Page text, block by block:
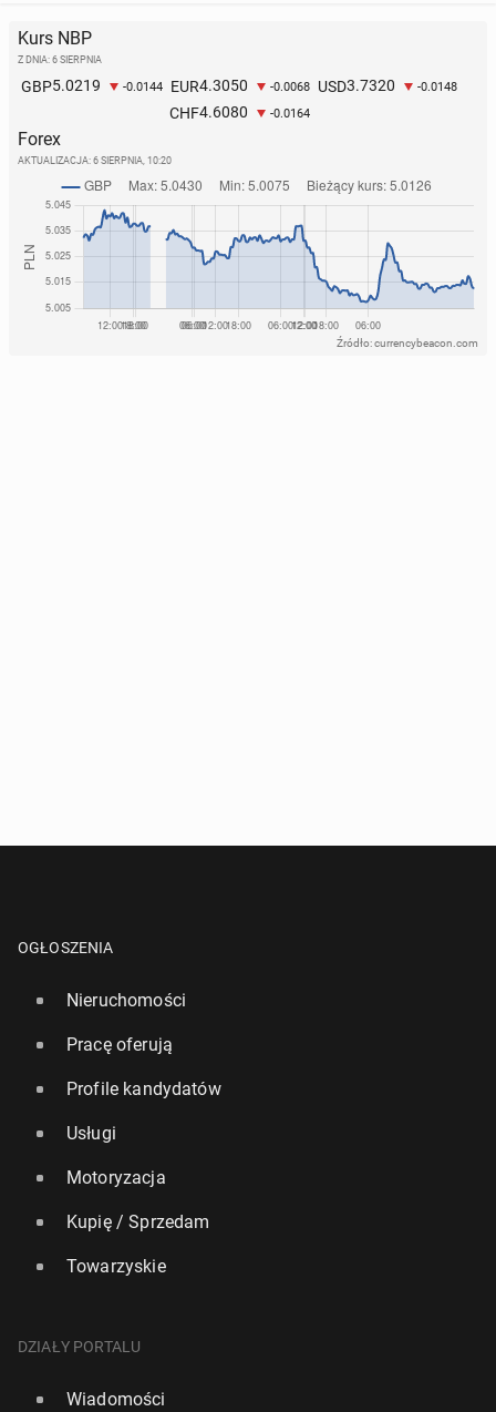
Kurs NBP
Z DNIA: 6 SIERPNIA
GBP5.0219 -0.0144 EUR4.3050 -0.0068 USD3.7320 -0.0148
CHF4.6080 -0.0164
Forex
AKTUALIZACJA: 6 SIERPNIA, 10:20
Źródło: currencybeacon.com
OGŁOSZENIA
Nieruchomości
Pracę oferują
Profile kandydatów
Usługi
Motoryzacja
Kupię / Sprzedam
Towarzyskie
DZIAŁY PORTALU
Wiadomości